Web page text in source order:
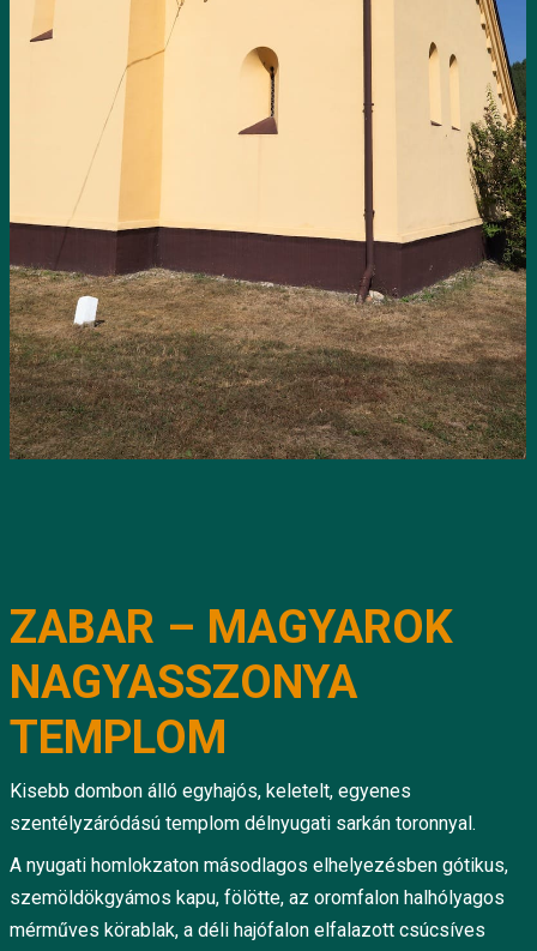
ZABAR – MAGYAROK
NAGYASSZONYA
TEMPLOM
Kisebb dombon álló egyhajós, keletelt, egyenes
szentélyzáródású templom délnyugati sarkán toronnyal.
A nyugati homlokzaton másodlagos elhelyezésben gótikus,
szemöldökgyámos kapu, fölötte, az oromfalon halhólyagos
mérműves körablak, a déli hajófalon elfalazott csúcsíves